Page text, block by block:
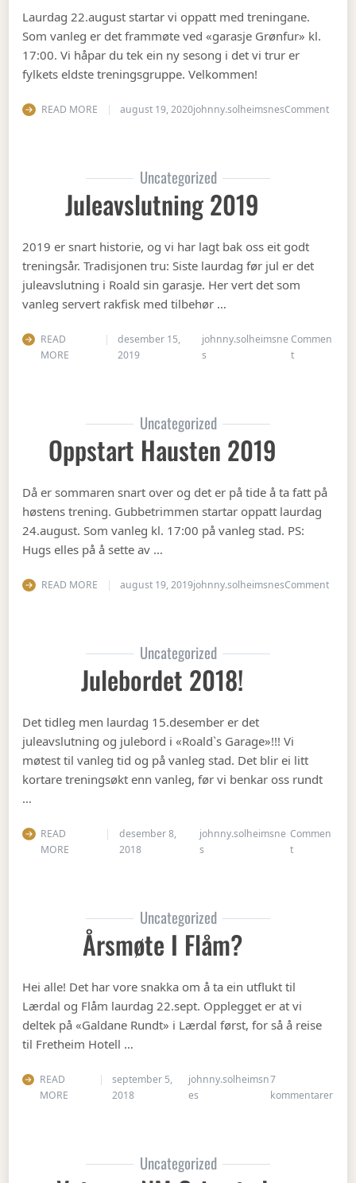
Laurdag 22.august startar vi oppatt med treningane.
Som vanleg er det frammøte ved «garasje Grønfur» kl.
17:00. Vi håpar du tek ein ny sesong i det vi trur er
fylkets eldste treningsgruppe. Velkommen!
READ MORE august 19, 2020johnny.solheimsnesCommenton
Uncategorized
Juleavslutning 2019
2019 er snart historie, og vi har lagt bak oss eit godt
treningsår. Tradisjonen tru: Siste laurdag før jul er det
juleavslutning i Roald sin garasje. Her vert det som
vanleg servert rakfisk med tilbehør …
READ
MORE
desember 15,
2019
johnny.solheimsne
s
Commen
ton
Uncategorized
Oppstart Hausten 2019
Då er sommaren snart over og det er på tide å ta fatt på
høstens trening. Gubbetrimmen startar oppatt laurdag
24.august. Som vanleg kl. 17:00 på vanleg stad. PS:
Hugs elles på å sette av …
READ MORE august 19, 2019johnny.solheimsnesCommenton
Uncategorized
Julebordet 2018!
Det tidleg men laurdag 15.desember er det
juleavslutning og julebord i «Roald`s Garage»!!! Vi
møtest til vanleg tid og på vanleg stad. Det blir ei litt
kortare treningsøkt enn vanleg, før vi benkar oss rundt
…
READ
MORE
desember 8,
2018
johnny.solheimsne
s
Commen
ton Julebordet
Uncategorized
Årsmøte I Flåm?
Hei alle! Det har vore snakka om å ta ein utflukt til
Lærdal og Flåm laurdag 22.sept. Opplegget er at vi
deltek på «Galdane Rundt» i Lærdal først, for så å reise
til Fretheim Hotell …
READ
MORE
september 5,
2018
johnny.solheimsn
es
7
kommentarertil
Uncategorized